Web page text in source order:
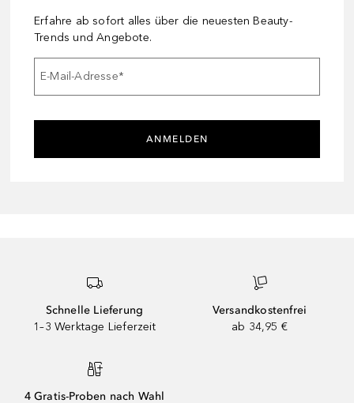
Erfahre ab sofort alles über die neuesten Beauty-
Trends und Angebote.
E-Mail-Adresse*
ANMELDEN
Schnelle Lieferung
1–3 Werktage Lieferzeit
Versandkostenfrei
ab 34,95 €
4 Gratis-Proben nach Wahl